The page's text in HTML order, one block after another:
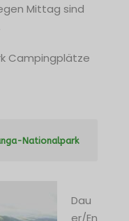
Mittag sind
Campingplätze
Nationalpark
Dau
er/En